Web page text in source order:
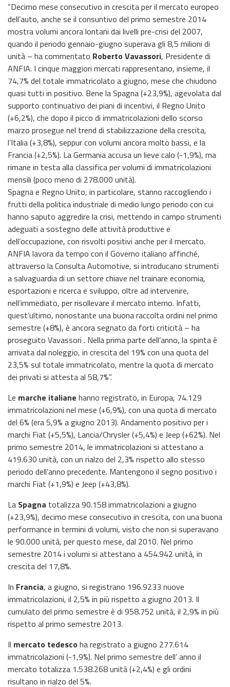
“Decimo mese consecutivo in crescita per il mercato europeo
dell’auto, anche se il consuntivo del primo semestre 2014
mostra volumi ancora lontani dai livelli pre-crisi del 2007,
quando il periodo gennaio-giugno superava gli 8,5 milioni di
unità – ha commentato Roberto Vavassori, Presidente di
ANFIA. I cinque maggiori mercati rappresentano, insieme, il
74,7% del totale immatricolato a giugno, mese che chiudono
quasi tutti in positivo. Bene la Spagna (+23,9%), agevolata dal
supporto continuativo dei piani di incentivi, il Regno Unito
(+6,2%), che dopo il picco di immatricolazioni dello scorso
marzo prosegue nel trend di stabilizzazione della crescita,
l’Italia (+3,8%), seppur con volumi ancora molto bassi, e la
Francia (+2,5%). La Germania accusa un lieve calo (-1,9%), ma
rimane in testa alla classifica per volumi di immatricolazioni
mensili (poco meno di 278.000 unità).
Spagna e Regno Unito, in particolare, stanno raccogliendo i
frutti della politica industriale di medio lungo periodo con cui
hanno saputo aggredire la crisi, mettendo in campo strumenti
adeguati a sostegno delle attività produttive e
dell’occupazione, con risvolti positivi anche per il mercato.
ANFIA lavora da tempo con il Governo italiano affinché,
attraverso la Consulta Automotive, si introducano strumenti
a salvaguardia di un settore chiave nel trainare economia,
esportazioni e ricerca e sviluppo, oltre ad intervenire,
nell’immediato, per risollevare il mercato interno. Infatti,
quest’ultimo, nonostante una buona raccolta ordini nel primo
semestre (+8%), è ancora segnato da forti criticità – ha
proseguito Vavassori . Nella prima parte dell’anno, la spinta è
arrivata dal noleggio, in crescita del 19% con una quota del
23,5% sul totale immatricolato, mentre la quota di mercato
dei privati si attesta al 58,7%”.
Le marche italiane hanno registrato, in Europa, 74.129
immatricolazioni nel mese (+6,9%), con una quota di mercato
del 6% (era 5,9% a giugno 2013). Andamento positivo per i
marchi Fiat (+5,5%), Lancia/Chrysler (+5,4%) e Jeep (+62%). Nel
primo semestre 2014, le immatricolazioni si attestano a
419.630 unità, con un rialzo del 2,3% rispetto allo stesso
periodo dell’anno precedente. Mantengono il segno positivo i
marchi Fiat (+1,9%) e Jeep (+43,8%).
La Spagna totalizza 90.158 immatricolazioni a giugno
(+23,9%), decimo mese consecutivo in crescita, con una buona
performance in termini di volumi, visto che non si superavano
le 90.000 unità, per questo mese, dal 2010. Nel primo
semestre 2014 i volumi si attestano a 454.942 unità, in
crescita del 17,8%.
In Francia, a giugno, si registrano 196.9233 nuove
immatricolazioni, il 2,5% in più rispetto a giugno 2013. Il
cumulato del primo semestre è di 958.752 unità, il 2,9% in più
rispetto al primo semestre 2013.
Il mercato tedesco ha registrato a giugno 277.614
immatricolazioni (-1,9%). Nel primo semestre dell’ anno il
mercato totalizza 1.538.268 unità (+2,4%) e gli ordini
risultano in rialzo del 5%.